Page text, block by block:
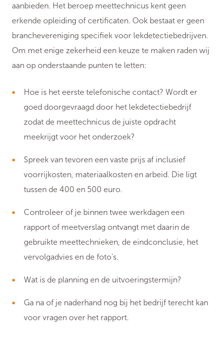
aanbieden. Het beroep meettechnicus kent geen
erkende opleiding of certificaten. Ook bestaat er geen
branchevereniging specifiek voor lekdetectiebedrijven.
Om met enige zekerheid een keuze te maken raden wij
aan op onderstaande punten te letten:
Hoe is het eerste telefonische contact? Wordt er
goed doorgevraagd door het lekdetectiebedrijf
zodat de meettechnicus de juiste opdracht
meekrijgt voor het onderzoek?
Spreek van tevoren een vaste prijs af inclusief
voorrijkosten, materiaalkosten en arbeid. Die ligt
tussen de 400 en 500 euro.
Controleer of je binnen twee werkdagen een
rapport of meetverslag ontvangt met daarin de
gebruikte meettechnieken, de eindconclusie, het
vervolgadvies en de foto's.
Wat is de planning en de uitvoeringstermijn?
Ga na of je naderhand nog bij het bedrijf terecht kan
voor vragen over het rapport.